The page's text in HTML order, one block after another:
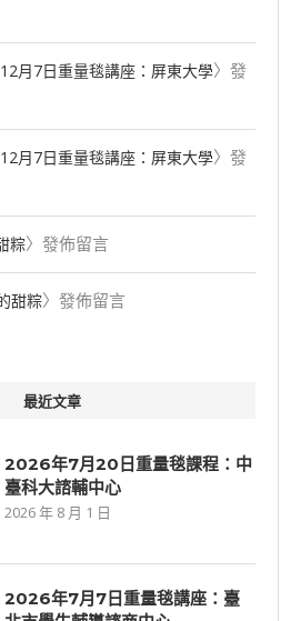
月7日重量毯講座：屏東大學〉發
月7日重量毯講座：屏東大學〉發
粽〉發佈留言
甜粽〉發佈留言
最近文章
2026年7月20日重量毯課程：中
臺科大諮輔中心
2026 年 8 月 1 日
2026年7⽉7⽇重量毯講座：臺